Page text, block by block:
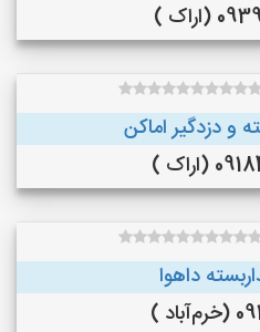
)
و دزدگیر اماکن
)
داهوا
)